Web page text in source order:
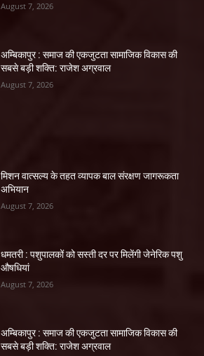
August 7, 2026
अम्बिकापुर : समाज की एकजुटता सामाजिक विकास की
सबसे बड़ी शक्ति: राजेश अग्रवाल
August 7, 2026
मिशन वात्सल्य के तहत व्यापक बाल संरक्षण जागरूकता
अभियान
August 7, 2026
धमतरी : पशुपालकों को सस्ती दर पर मिलेंगी जेनेरिक पशु
औषधियां
August 7, 2026
अम्बिकापुर : समाज की एकजुटता सामाजिक विकास की
सबसे बड़ी शक्ति: राजेश अग्रवाल